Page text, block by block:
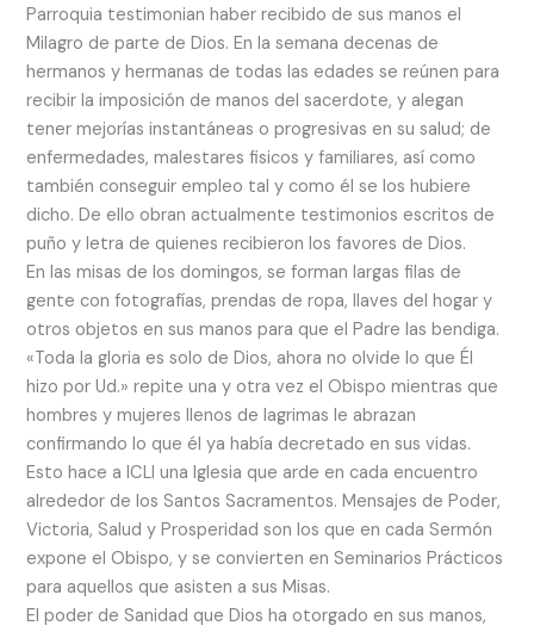
Parroquia testimonian haber recibido de sus manos el
Milagro de parte de Dios. En la semana decenas de
hermanos y hermanas de todas las edades se reúnen para
recibir la imposición de manos del sacerdote, y alegan
tener mejorías instantáneas o progresivas en su salud; de
enfermedades, malestares fisicos y familiares, así como
también conseguir empleo tal y como él se los hubiere
dicho. De ello obran actualmente testimonios escritos de
puño y letra de quienes recibieron los favores de Dios.
En las misas de los domingos, se forman largas filas de
gente con fotografías, prendas de ropa, llaves del hogar y
otros objetos en sus manos para que el Padre las bendiga.
«Toda la gloria es solo de Dios, ahora no olvide lo que Él
hizo por Ud.» repite una y otra vez el Obispo mientras que
hombres y mujeres llenos de lagrimas le abrazan
confirmando lo que él ya había decretado en sus vidas.
Esto hace a ICLI una Iglesia que arde en cada encuentro
alrededor de los Santos Sacramentos. Mensajes de Poder,
Victoria, Salud y Prosperidad son los que en cada Sermón
expone el Obispo, y se convierten en Seminarios Prácticos
para aquellos que asisten a sus Misas.
El poder de Sanidad que Dios ha otorgado en sus manos,